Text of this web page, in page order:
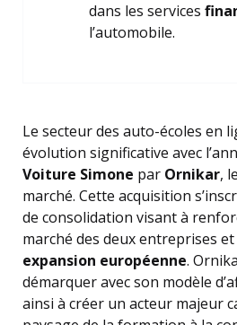
dans les services
l’automobile.
Le secteur des auto-écoles en
évolution significative avec
Voiture Simone par Ornikar,
marché. Cette acquisition
de consolidation visant à
marché des deux entreprises
expansion européenne.
démarquer avec son modèle
ainsi à créer un acteur majeur